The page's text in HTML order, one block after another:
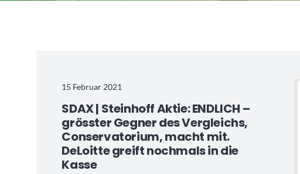
15 Februar 2021
SDAX | Steinhoff Aktie: ENDLICH –
grösster Gegner des Vergleichs,
Conservatorium, macht mit.
DeLoitte greift nochmals in die
Kasse